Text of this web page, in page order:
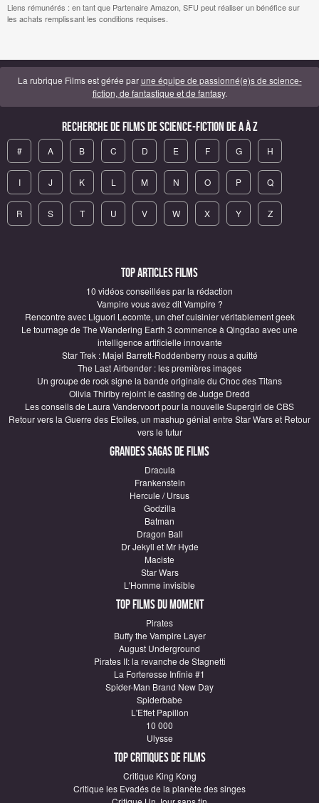
Liens rémunérés : en tant que Partenaire Amazon, SFU peut réaliser un bénéfice sur
les achats remplissant les conditions requises.
La rubrique Films est gérée parune équipe de passionné(e)s de science-
fiction, de fantastique et de fantasy.
Recherche de Films de science-fiction de A à Z
# A B C D E F G H
I J K L M N O P Q
R S T U V W X Y Z
Top articles Films
10 vidéos conseillées par la rédaction
Vampire vous avez dit Vampire ?
Rencontre avec Liguori Lecomte, un chef cuisinier véritablement geek
Le tournage de The Wandering Earth 3 commence à Qingdao avec une
intelligence artificielle innovante
Star Trek : Majel Barrett-Roddenberry nous a quitté
The Last Airbender : les premières images
Un groupe de rock signe la bande originale du Choc des Titans
Olivia Thirlby rejoint le casting de Judge Dredd
Les conseils de Laura Vandervoort pour la nouvelle Supergirl de CBS
Retour vers la Guerre des Etoiles, un mashup génial entre Star Wars et Retour
vers le futur
Grandes sagas de Films
Dracula
Frankenstein
Hercule / Ursus
Godzilla
Batman
Dragon Ball
Dr Jekyll et Mr Hyde
Maciste
Star Wars
L'Homme invisible
Top Films du moment
Pirates
Buffy the Vampire Layer
August Underground
Pirates II: la revanche de Stagnetti
La Forteresse Infinie #1
Spider-Man Brand New Day
Spiderbabe
L'Effet Papillon
10 000
Ulysse
Top critiques de Films
Critique King Kong
Critique les Evadés de la planète des singes